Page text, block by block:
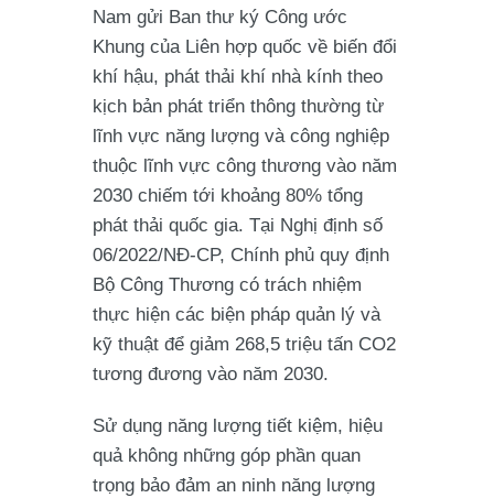
Nam gửi Ban thư ký Công ước
Khung của Liên hợp quốc về biến đổi
khí hậu, phát thải khí nhà kính theo
kịch bản phát triển thông thường từ
lĩnh vực năng lượng và công nghiệp
thuộc lĩnh vực công thương vào năm
2030 chiếm tới khoảng 80% tổng
phát thải quốc gia. Tại Nghị định số
06/2022/NĐ-CP, Chính phủ quy định
Bộ Công Thương có trách nhiệm
thực hiện các biện pháp quản lý và
kỹ thuật để giảm 268,5 triệu tấn CO2
tương đương vào năm 2030.
Sử dụng năng lượng tiết kiệm, hiệu
quả không những góp phần quan
trọng bảo đảm an ninh năng lượng